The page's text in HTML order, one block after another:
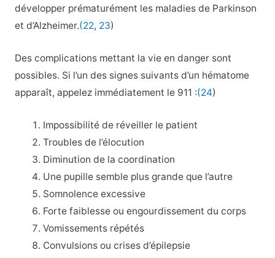
développer prématurément les maladies de Parkinson
et d’Alzheimer.(22, 23)
Des complications mettant la vie en danger sont
possibles. Si l’un des signes suivants d’un hématome
apparaît, appelez immédiatement le 911 :(24)
Impossibilité de réveiller le patient
Troubles de l’élocution
Diminution de la coordination
Une pupille semble plus grande que l’autre
Somnolence excessive
Forte faiblesse ou engourdissement du corps
Vomissements répétés
Convulsions ou crises d’épilepsie